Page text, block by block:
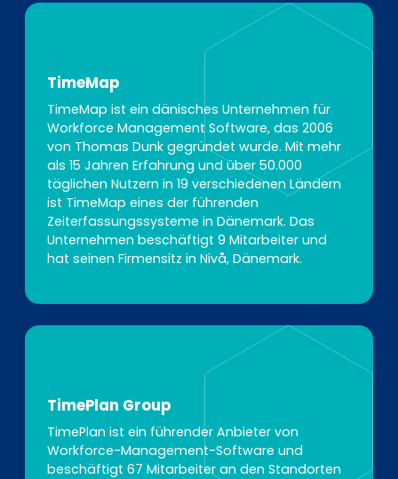
TimeMap
TimeMap ist ein dänisches Unternehmen für
Workforce Management Software, das 2006
von Thomas Dunk gegründet wurde. Mit mehr
als 15 Jahren Erfahrung und über 50.000
täglichen Nutzern in 19 verschiedenen Ländern
ist TimeMap eines der führenden
Zeiterfassungssysteme in Dänemark. Das
Unternehmen beschäftigt 9 Mitarbeiter und
hat seinen Firmensitz in Nivå, Dänemark.
TimePlan Group
TimePlan ist ein führender Anbieter von
Workforce-Management-Software und
beschäftigt 67 Mitarbeiter an den Standorten